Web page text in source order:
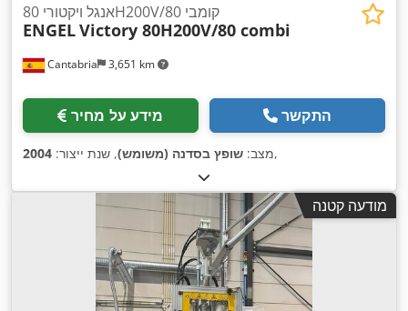
Cantabria 3,651 km
אנגל ויקטורי 80H200V/80 קומבי
ENGELVictory 80H200V/80 combi
מידע על מחיר התקשר
מצב: שופץ בסדנה (משומש), שנת ייצור: 2004 ,
מודעה קטנה